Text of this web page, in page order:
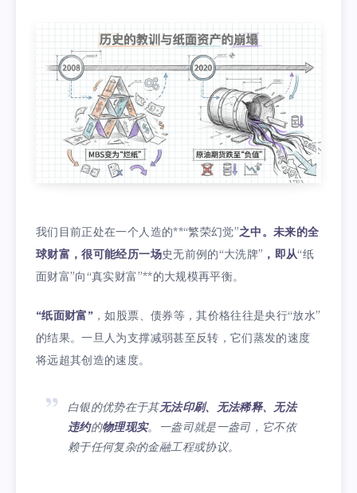
我们目前正处在一个人造的**“繁荣幻觉”之中。未来的全
球财富，很可能经历一场史无前例的“大洗牌” ，即从“纸
面财富”向“真实财富”**的大规模再平衡。
“纸面财富” ，如股票、债券等，其价格往往是央行“放水”
的结果。一旦人为支撑减弱甚至反转，它们蒸发的速度
将远超其创造的速度。
白银的优势在于其无法印刷、无法稀释、无法
违约的物理现实。一盎司就是一盎司，它不依
赖于任何复杂的金融工程或协议。